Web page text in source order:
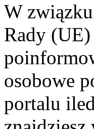
W
Rady
osobowe
portalu